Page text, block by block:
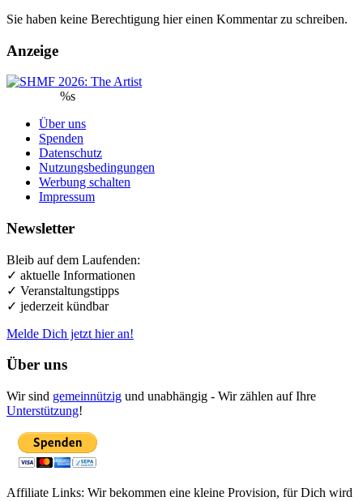
Sie haben keine Berechtigung hier einen Kommentar zu schreiben.
Anzeige
%s
Über uns
Spenden
Datenschutz
Nutzungsbedingungen
Werbung schalten
Impressum
Newsletter
Bleib auf dem Laufenden:
✓ aktuelle Informationen
✓ Veranstaltungstipps
✓ jederzeit kündbar
Melde Dich jetzt hier an!
Über uns
Wir sind gemeinnützig und unabhängig - Wir zählen auf Ihre
Unterstützung!
Affiliate Links: Wir bekommen eine kleine Provision, für Dich wird